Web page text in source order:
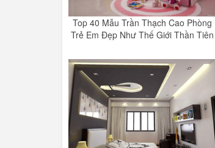
Top 40 Mẫu Trần Thạch Cao Phòng
Trẻ Em Đẹp Như Thế Giới Thần Tiên